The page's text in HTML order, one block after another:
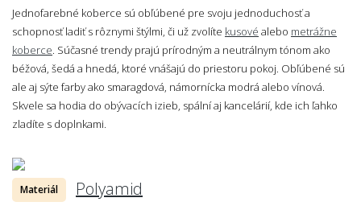
Jednofarebné koberce sú obľúbené pre svoju jednoduchosť a
schopnosť ladiť s rôznymi štýlmi, či už zvolíte kusové alebo metrážne
koberce. Súčasné trendy prajú prírodným a neutrálnym tónom ako
béžová, šedá a hnedá, ktoré vnášajú do priestoru pokoj. Obľúbené sú
ale aj sýte farby ako smaragdová, námornícka modrá alebo vínová.
Skvele sa hodia do obývacích izieb, spální aj kancelárií, kde ich ľahko
zladíte s doplnkami.
Materiál Polyamid